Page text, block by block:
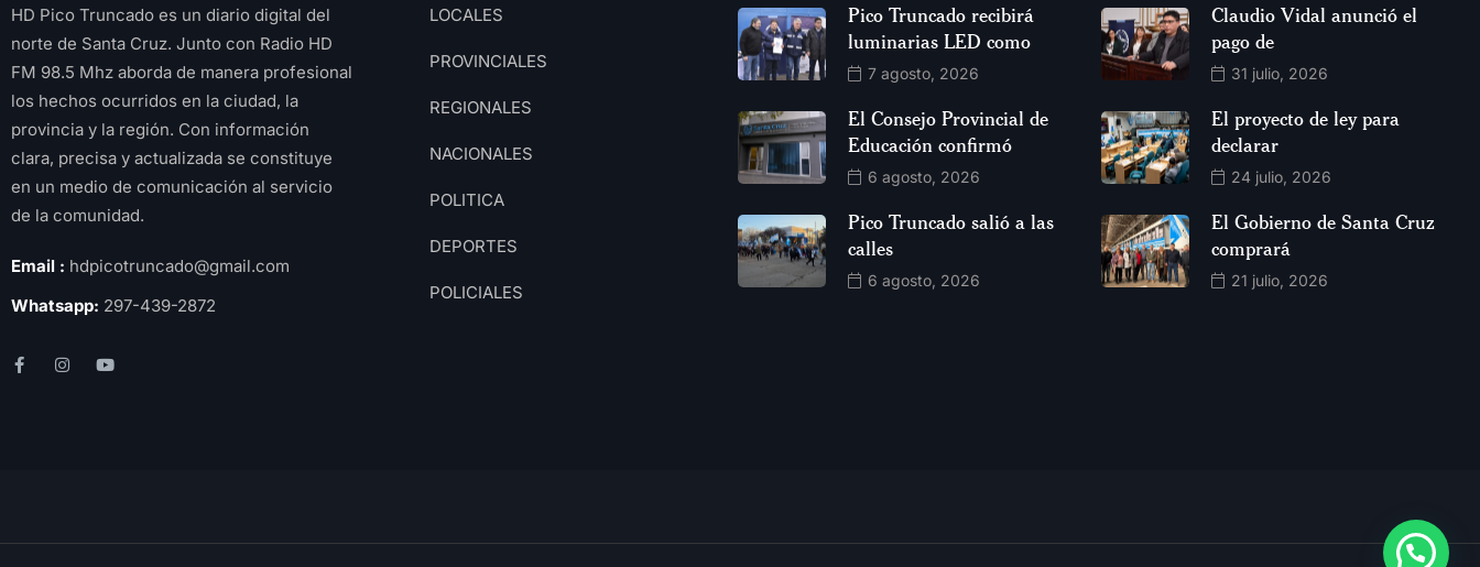
HD Pico Truncado es un diario digital del
norte de Santa Cruz. Junto con Radio HD
FM 98.5 Mhz aborda de manera profesional
los hechos ocurridos en la ciudad, la
provincia y la región. Con información
clara, precisa y actualizada se constituye
en un medio de comunicación al servicio
de la comunidad.
Email : hdpicotruncado@gmail.com
Whatsapp: 297-439-2872
LOCALES
PROVINCIALES
REGIONALES
NACIONALES
POLITICA
DEPORTES
POLICIALES
Pico Truncado recibirá
luminarias LED como
7 agosto, 2026
El Consejo Provincial de
Educación confirmó
6 agosto, 2026
Pico Truncado salió a las
calles
6 agosto, 2026
Claudio Vidal anunció el
pago de
31 julio, 2026
El proyecto de ley para
declarar
24 julio, 2026
El Gobierno de Santa Cruz
comprará
21 julio, 2026